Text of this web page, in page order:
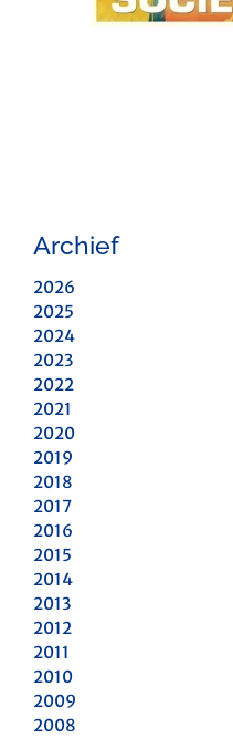
Archief
2026
2025
2024
2023
2022
2021
2020
2019
2018
2017
2016
2015
2014
2013
2012
2011
2010
2009
2008